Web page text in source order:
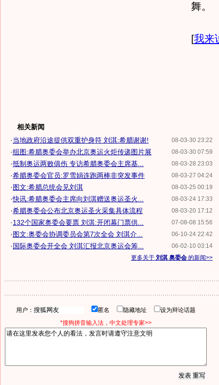
舞
[我来
相关新闻
08-03-30 23:22
·当地政府沿途提供双重护身符 刘淇:希腊谢谢!
08-03-30 07:59
·组图:希腊奥委会举办北京奥运火炬传递图片展
08-03-28 23:03
·抵制奥运两败俱伤 专访希腊奥委会主席基...
08-03-27 04:24
·希腊奥委会官员:罗雪娟连跑两棒非突发事件
08-03-25 00:19
·图文:希腊总统会见刘淇
08-03-24 17:33
·快讯:希腊奥委会主席向刘淇赠送奥运圣火...
08-03-20 17:12
·希腊奥委会公布北京奥运圣火采集具体流程
07-08-08 15:56
·132个国家奥委会要票 刘淇:开闭幕门票供...
06-10-24 22:42
·图文:奥委会协调委员会第7次全会 刘淇介...
06-02-10 03:14
·国际奥委会开全会 刘淇汇报北京奥运会筹...
更多关于 刘淇 奥委会 的新闻>>
用户： 匿名 隐藏地址
设为辩论话题
*搜狗拼音输入法，中文处理专家>>